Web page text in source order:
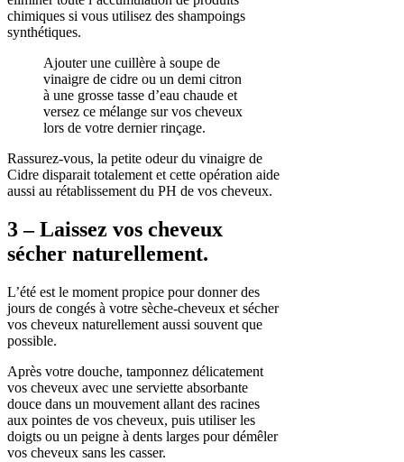
chimiques si vous utilisez des shampoings
synthétiques.
Ajouter une cuillère à soupe de
vinaigre de cidre ou un demi citron
à une grosse tasse d’eau chaude et
versez ce mélange sur vos cheveux
lors de votre dernier rinçage.
Rassurez-vous, la petite odeur du vinaigre de
Cidre disparait totalement et cette opération aide
aussi au rétablissement du PH de vos cheveux.
3 – Laissez vos cheveux
sécher naturellement.
L’été est le moment propice pour donner des
jours de congés à votre sèche-cheveux et sécher
vos cheveux naturellement aussi souvent que
possible.
Après votre douche, tamponnez délicatement
vos cheveux avec une serviette absorbante
douce dans un mouvement allant des racines
aux pointes de vos cheveux, puis utiliser les
doigts ou un peigne à dents larges pour démêler
vos cheveux sans les casser.